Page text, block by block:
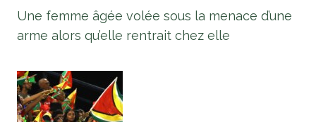
Une femme âgée volée sous la menace d’une
arme alors qu’elle rentrait chez elle